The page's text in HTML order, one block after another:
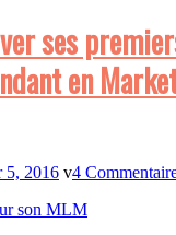
ses
en
5, 2016 4